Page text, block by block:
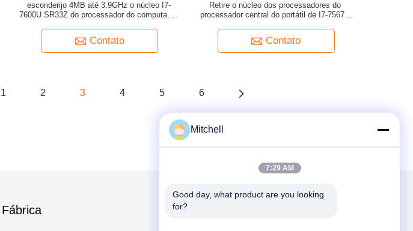
esconderijo 4MB até 3.9GHz o núcleo I7-
7600U SR33Z do processador do computador
Contato
Retire o núcleo dos processadores do
processador central do portátil de I7-7567U
Contato
1 2 3 4 5 6
Fábrica Envie-nos
Mitchell
7:29 AM
Good day, what product are you looking
for?